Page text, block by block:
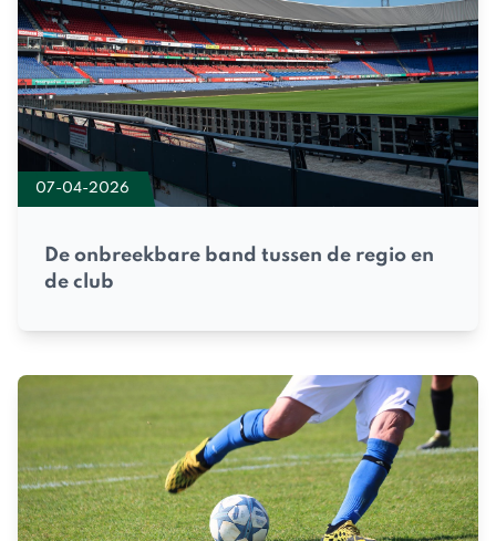
07-04-2026
De onbreekbare band tussen de regio en
de club